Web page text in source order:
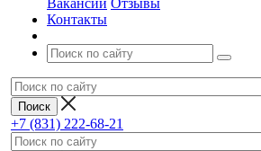
Вакансии Отзывы
Контакты
+7 (831) 222-68-21